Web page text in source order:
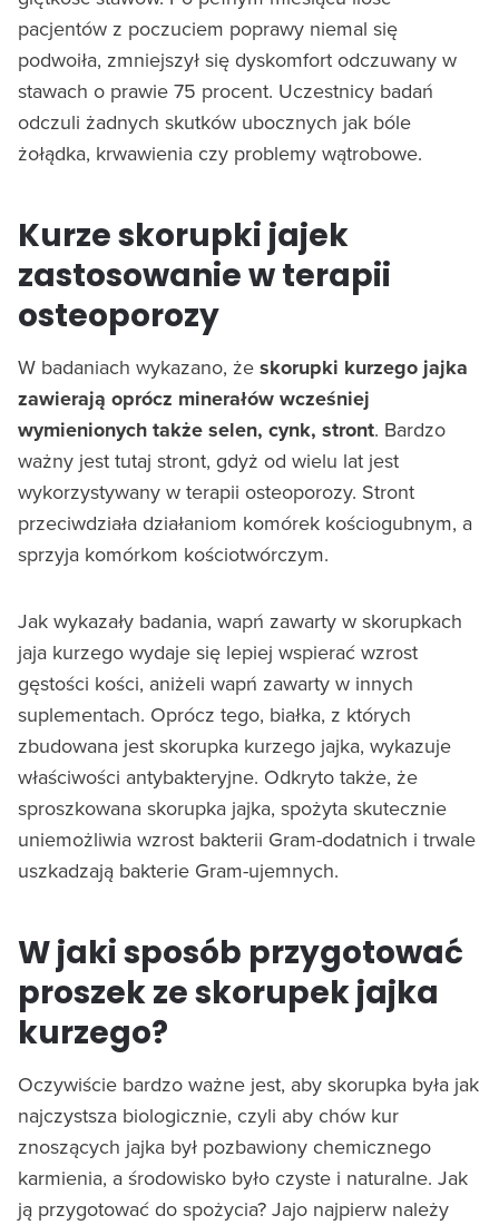
pacjentów z poczuciem poprawy niemal się
podwoiła, zmniejszył się dyskomfort odczuwany w
stawach o prawie 75 procent. Uczestnicy badań
odczuli żadnych skutków ubocznych jak bóle
żołądka, krwawienia czy problemy wątrobowe.
Kurze skorupki jajek
zastosowanie w terapii
osteoporozy
W badaniach wykazano, że skorupki kurzego jajka
zawierają oprócz minerałów wcześniej
wymienionych także selen, cynk, stront. Bardzo
ważny jest tutaj stront, gdyż od wielu lat jest
wykorzystywany w terapii osteoporozy. Stront
przeciwdziała działaniom komórek kościogubnym, a
sprzyja komórkom kościotwórczym.
Jak wykazały badania, wapń zawarty w skorupkach
jaja kurzego wydaje się lepiej wspierać wzrost
gęstości kości, aniżeli wapń zawarty w innych
suplementach. Oprócz tego, białka, z których
zbudowana jest skorupka kurzego jajka, wykazuje
właściwości antybakteryjne. Odkryto także, że
sproszkowana skorupka jajka, spożyta skutecznie
uniemożliwia wzrost bakterii Gram-dodatnich i trwale
uszkadzają bakterie Gram-ujemnych.
W jaki sposób przygotować
proszek ze skorupek jajka
kurzego?
Oczywiście bardzo ważne jest, aby skorupka była jak
najczystsza biologicznie, czyli aby chów kur
znoszących jajka był pozbawiony chemicznego
karmienia, a środowisko było czyste i naturalne. Jak
ją przygotować do spożycia? Jajo najpierw należy